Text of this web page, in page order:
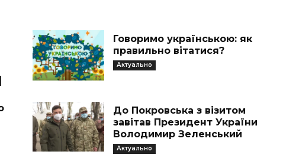
Говоримо українською: як
правильно вітатися?
Актуально
До Покровська з візитом
завітав Президент України
Володимир Зеленський
Актуально